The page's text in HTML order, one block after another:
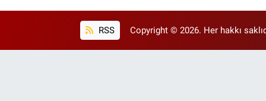
RSS Copyright © 2026. Her hakkı